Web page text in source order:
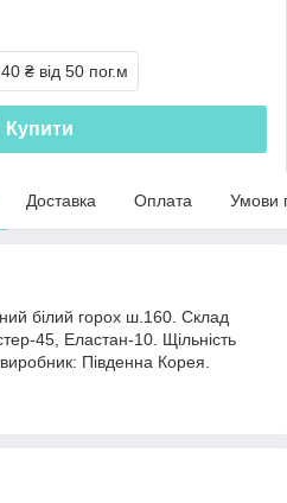
₴ від 50 пог.м
Купити
Доставка Оплата Умови
білий горох ш.160. Склад
45, Еластан-10. Щільність
Південна Корея.